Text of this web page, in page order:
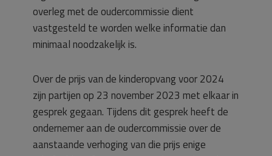
overleg met de oudercommissie dient
vastgesteld te worden welke informatie dan
minimaal noodzakelijk is.
Over de prijs van de kinderopvang voor 2024
zijn partijen op 23 november 2023 met elkaar in
gesprek gegaan. Tijdens dit gesprek heeft de
ondernemer aan de oudercommissie over de
aanstaande verhoging van die prijs enige